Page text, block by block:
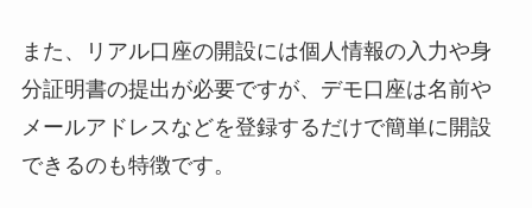
また、リアル口座の開設には個人情報の入力や身
分証明書の提出が必要ですが、デモ口座は名前や
メールアドレスなどを登録するだけで簡単に開設
できるのも特徴です。